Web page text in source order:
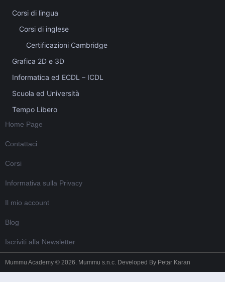
Corsi di lingua
Corsi di inglese
Certificazioni Cambridge
Grafica 2D e 3D
Informatica ed ECDL – ICDL
Scuola ed Università
Tempo Libero
Home Page
Contattaci
Corsi
Informativa sulla Privacy
Il mio account
Blog
Iscriviti alla Newsletter
Mummu Academy © 2026. Mummu s.n.c. Developed By Petar Karan